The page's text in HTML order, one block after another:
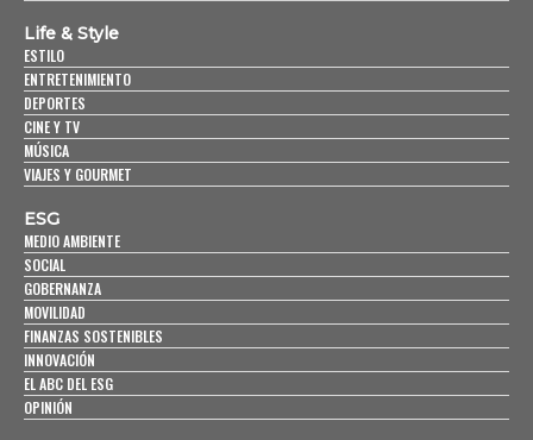
Life & Style
ESTILO
ENTRETENIMIENTO
DEPORTES
CINE Y TV
MÚSICA
VIAJES Y GOURMET
ESG
MEDIO AMBIENTE
SOCIAL
GOBERNANZA
MOVILIDAD
FINANZAS SOSTENIBLES
INNOVACIÓN
EL ABC DEL ESG
OPINIÓN